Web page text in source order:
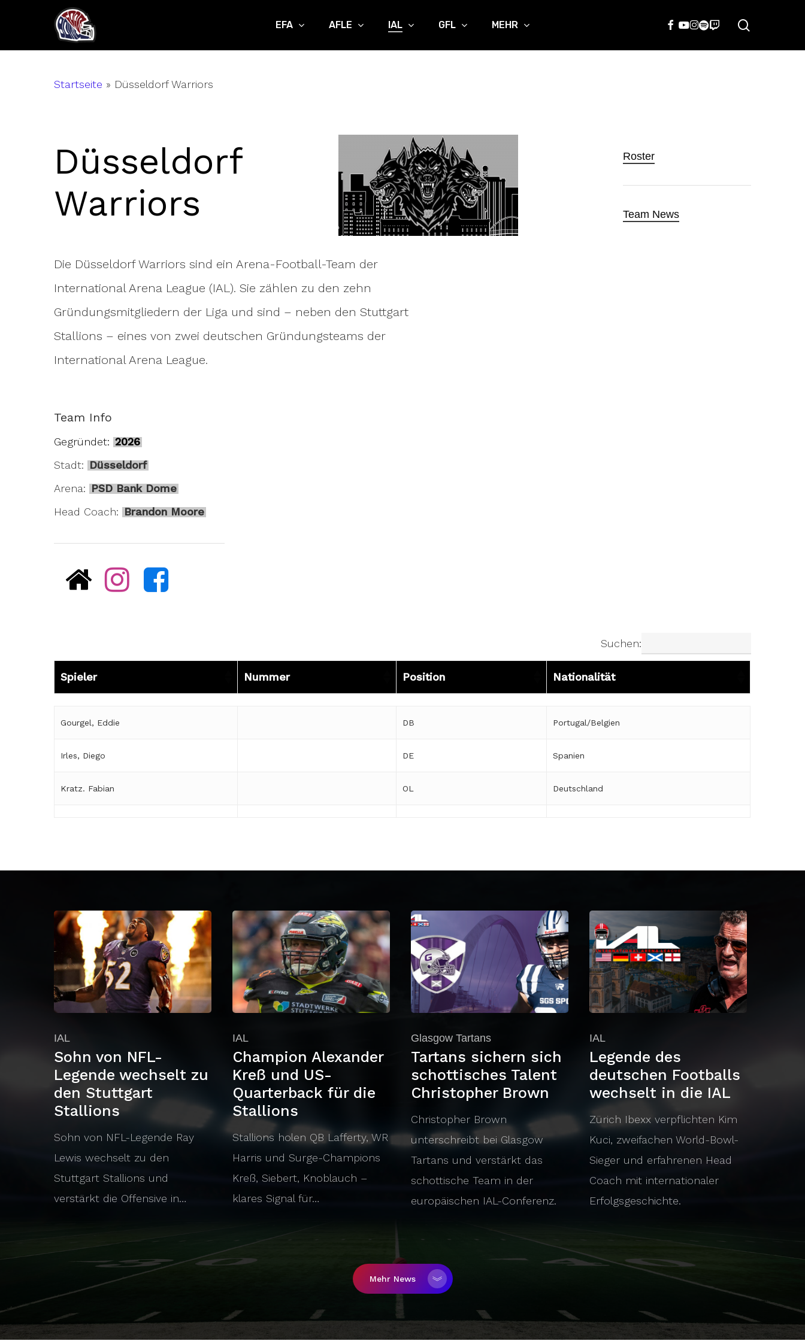
main
EFA AFLE IAL GFL MEHR FACEBOOK
YOUTUBE
INSTAGRAM
SPOTIFY
TWITCH
Startseite » Düsseldorf Warriors
Düsseldorf
Warriors
Roster
Team News
Die Düsseldorf Warriors sind ein Arena-Football-Team der
International Arena League (IAL). Sie zählen zu den zehn
Gründungsmitgliedern der Liga und sind – neben den Stuttgart
Stallions – eines von zwei deutschen Gründungsteams der
International Arena League.
Team Info
Gegründet: 2026
Stadt: Düsseldorf
Arena: PSD Bank Dome
Head Coach: Brandon Moore
Suchen:
Spieler Nummer Position Nationalität
Gourgel, Eddie DB Portugal/Belgien
Irles, Diego DE Spanien
Kratz. Fabian OL Deutschland
IAL
Sohn von NFL-
Legende wechselt zu
den Stuttgart
Stallions
Sohn von NFL-Legende Ray
Lewis wechselt zu den
Stuttgart Stallions und
verstärkt die Offensive in…
IAL
Champion Alexander
Kreß und US-
Quarterback für die
Stallions
Stallions holen QB Lafferty, WR
Harris und Surge-Champions
Kreß, Siebert, Knoblauch –
klares Signal für…
Glasgow Tartans
Tartans sichern sich
schottisches Talent
Christopher Brown
Christopher Brown
unterschreibt bei Glasgow
Tartans und verstärkt das
schottische Team in der
europäischen IAL-Conferenz.
IAL
Legende des
deutschen Footballs
wechselt in die IAL
Zürich Ibexx verpflichten Kim
Kuci, zweifachen World-Bowl-
Sieger und erfahrenen Head
Coach mit internationaler
Erfolgsgeschichte.
Mehr News